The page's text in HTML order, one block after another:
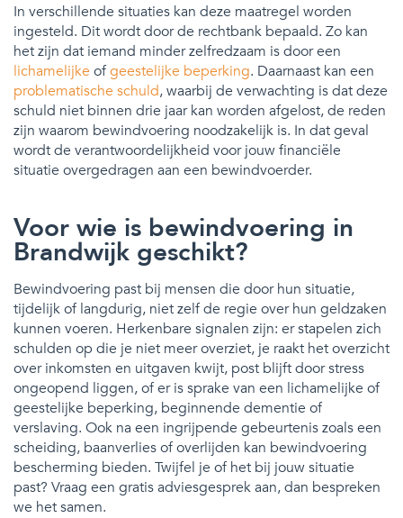
In verschillende situaties kan deze maatregel worden
ingesteld. Dit wordt door de rechtbank bepaald. Zo kan
het zijn dat iemand minder zelfredzaam is door een
lichamelijke ofgeestelijke beperking. Daarnaast kan een
problematische schuld, waarbij de verwachting is dat deze
schuld niet binnen drie jaar kan worden afgelost, de reden
zijn waarom bewindvoering noodzakelijk is. In dat geval
wordt de verantwoordelijkheid voor jouw financiële
situatie overgedragen aan een bewindvoerder.
Voor wie is bewindvoering in
Brandwijk geschikt?
Bewindvoering past bij mensen die door hun situatie,
tijdelijk of langdurig, niet zelf de regie over hun geldzaken
kunnen voeren. Herkenbare signalen zijn: er stapelen zich
schulden op die je niet meer overziet, je raakt het overzicht
over inkomsten en uitgaven kwijt, post blijft door stress
ongeopend liggen, of er is sprake van een lichamelijke of
geestelijke beperking, beginnende dementie of
verslaving. Ook na een ingrijpende gebeurtenis zoals een
scheiding, baanverlies of overlijden kan bewindvoering
bescherming bieden. Twijfel je of het bij jouw situatie
past? Vraag een gratis adviesgesprek aan, dan bespreken
we het samen.